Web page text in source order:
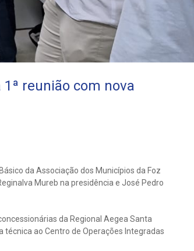
reunião com nova
da Associação dos Municípios da Foz
Mureb na presidência e José Pedro
da Regional Aegea Santa
ao Centro de Operações Integradas